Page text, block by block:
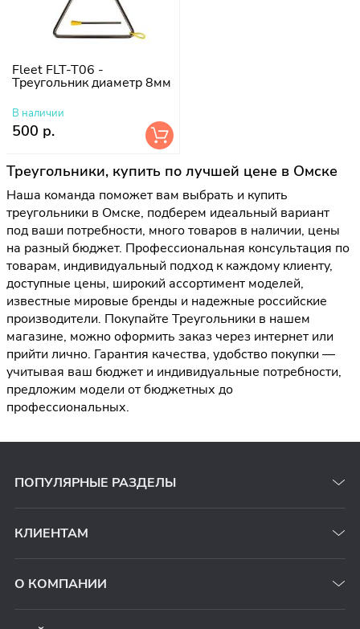
Fleet FLT-T06 -
Треугольник диаметр 8мм
В наличии
500 р.
Треугольники, купить по лучшей цене в Омске
Наша команда поможет вам выбрать и купить
треугольники в Омске, подберем идеальный вариант
под ваши потребности, много товаров в наличии, цены
на разный бюджет. Профессиональная консультация по
товарам, индивидуальный подход к каждому клиенту,
доступные цены, широкий ассортимент моделей,
известные мировые бренды и надежные российские
производители. Покупайте Треугольники в нашем
магазине, можно оформить заказ через интернет или
прийти лично. Гарантия качества, удобство покупки —
учитывая ваш бюджет и индивидуальные потребности,
предложим модели от бюджетных до
профессиональных.
ПОПУЛЯРНЫЕ РАЗДЕЛЫ
КЛИЕНТАМ
О КОМПАНИИ